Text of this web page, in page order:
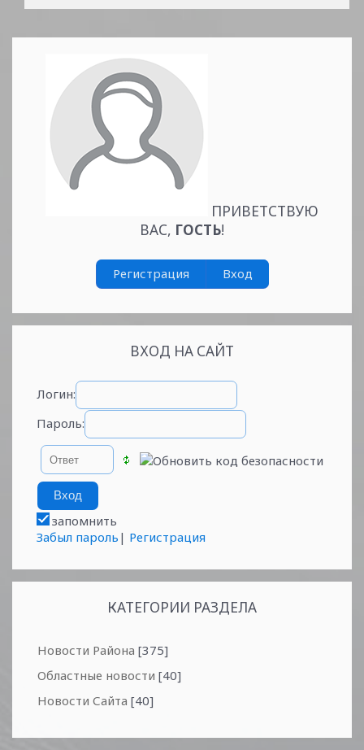
удалены с сайта
неплохо бы еще
принести извинения
авторам на гербовой
бумаге.
...Читать
дальше »
ПРИВЕТСТВУЮ
ВАС, ГОСТЬ!
Регистрация Вход
ВХОД НА САЙТ
Логин:
Пароль:
запомнить
Забыл пароль | Регистрация
КАТЕГОРИИ РАЗДЕЛА
Новости Района [375]
Областные новости [40]
Новости Сайта [40]